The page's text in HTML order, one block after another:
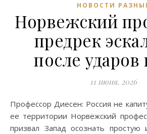
НОВОСТИ
Норвежский
предрек
после
11 июня, 2026
Профессор Диесен: Россия не капитулирует от атак по
ее территории Норвежский
призвал Запад осознать простую